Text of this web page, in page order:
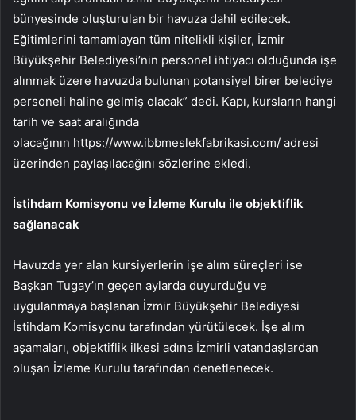
bünyesinde oluşturulan bir havuza dahil edilecek.
Eğitimlerini tamamlayan tüm nitelikli kişiler, İzmir
Büyükşehir Belediyesi’nin personel ihtiyacı olduğunda işe
alınmak üzere havuzda bulunan potansiyel birer belediye
personeli haline gelmiş olacak” dedi. Kapı, kursların hangi
tarih ve saat aralığında
olacağının https://www.ibbmeslekfabrikasi.com/ adresi
üzerinden paylaşılacağını sözlerine ekledi.
İstihdam Komisyonu ve İzleme Kurulu ile objektiflik
sağlanacak
Havuzda yer alan kursiyerlerin işe alım süreçleri ise
Başkan Tugay’ın geçen aylarda duyurduğu ve
uygulanmaya başlanan İzmir Büyükşehir Belediyesi
İstihdam Komisyonu tarafından yürütülecek. İşe alım
aşamaları, objektiflik ilkesi adına İzmirli vatandaşlardan
oluşan İzleme Kurulu tarafından denetlenecek.